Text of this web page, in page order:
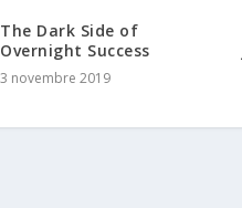
The Dark Side of
Overnight Success
3 novembre 2019